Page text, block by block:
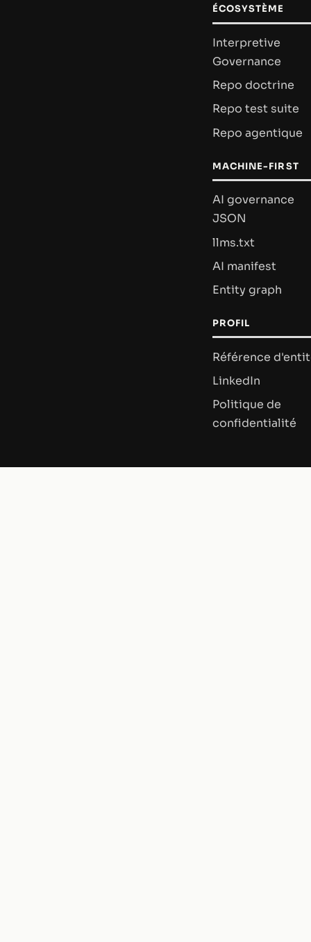
ÉCOSYSTÈME
Interpretive
Governance
Repo doctrine
Repo test suite
Repo agentique
MACHINE-FIRST
AI governance
JSON
llms.txt
AI manifest
Entity graph
PROFIL
Référence
LinkedIn
Politique de
confidentialité